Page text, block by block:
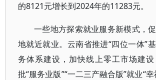
的8121元增长到2024年的11283元。
一些地方探索就业服务新模式，
地就近就业。云南省推进“四位一体”
务体系建设，加快线上零工市场建
批“服务业版”“一二三产融合版”就业“